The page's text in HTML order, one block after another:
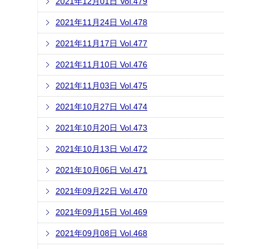
2021年11月24日 Vol.478
2021年11月17日 Vol.477
2021年11月10日 Vol.476
2021年11月03日 Vol.475
2021年10月27日 Vol.474
2021年10月20日 Vol.473
2021年10月13日 Vol.472
2021年10月06日 Vol.471
2021年09月22日 Vol.470
2021年09月15日 Vol.469
2021年09月08日 Vol.468